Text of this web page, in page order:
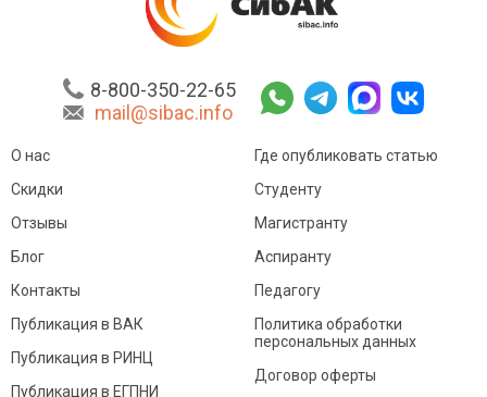
8-800-350-22-65
mail@sibac.info
О нас
Скидки
Отзывы
Блог
Контакты
Где опубликовать статью
Студенту
Магистранту
Аспиранту
Педагогу
Публикация в ВАК
Публикация в РИНЦ
Публикация в ЕГПНИ
Политика обработки
персональных данных
Договор оферты